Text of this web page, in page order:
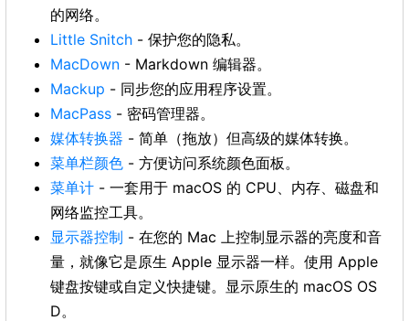
的网络。
Little Snitch - 保护您的隐私。
MacDown - Markdown 编辑器。
Mackup - 同步您的应用程序设置。
MacPass - 密码管理器。
媒体转换器 - 简单（拖放）但高级的媒体转换。
菜单栏颜色 - 方便访问系统颜色面板。
菜单计 - 一套用于 macOS 的 CPU、内存、磁盘和
网络监控工具。
显示器控制 - 在您的 Mac 上控制显示器的亮度和音
量，就像它是原生 Apple 显示器一样。使用 Apple
键盘按键或自定义快捷键。显示原生的 macOS OS
D。